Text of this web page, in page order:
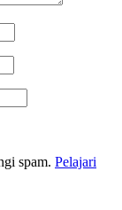
spam. Pelajari